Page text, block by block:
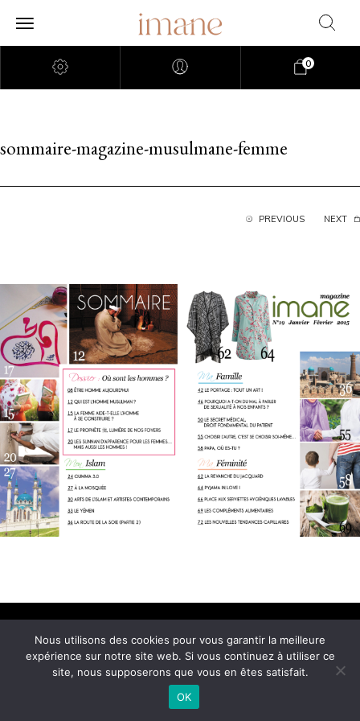
0
sommaire-magazine-musulmane-femme
PREVIOUS NEXT
© 2021 Imane Magazine All rights reserved.
Nous utilisons des cookies pour vous garantir la meilleure
expérience sur notre site web. Si vous continuez à utiliser ce
site, nous supposerons que vous en êtes satisfait.
OK